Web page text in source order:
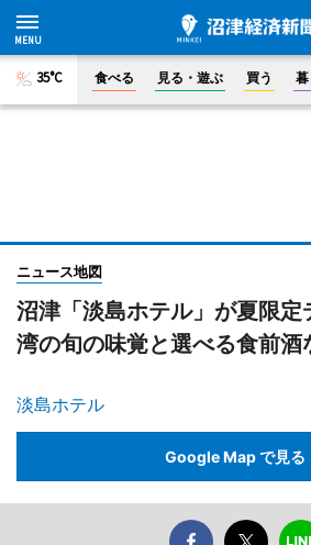
35°C 食べる 見る・遊ぶ 買う 暮
ニュース地図
沼津「淡島ホテル」が夏限
湾の旬の味覚と選べる食前酒
淡島ホテル
Google Map で見る